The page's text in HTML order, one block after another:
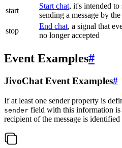
start
Start chat, it's intended
sending a message by
stop
End chat, a signal that
no longer accepted
Event Examples#
JivoChat Event Examples#
If at least one sender property is
sender field with this information is
recipient of the message is